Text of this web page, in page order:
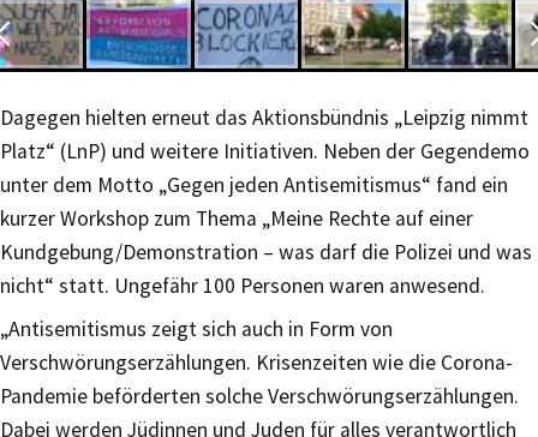
Dagegen hielten erneut das Aktionsbündnis „Leipzig nimmt
Platz“ (LnP) und weitere Initiativen. Neben der Gegendemo
unter dem Motto „Gegen jeden Antisemitismus“ fand ein
kurzer Workshop zum Thema „Meine Rechte auf einer
Kundgebung/Demonstration – was darf die Polizei und was
nicht“ statt. Ungefähr 100 Personen waren anwesend.
„Antisemitismus zeigt sich auch in Form von
Verschwörungserzählungen. Krisenzeiten wie die Corona-
Pandemie beförderten solche Verschwörungserzählungen.
Dabei werden Jüdinnen und Juden für alles verantwortlich